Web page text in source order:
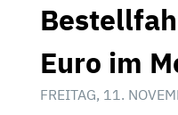
Euro im
FREITAG, 11.